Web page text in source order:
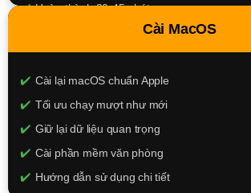
Hoàn thành 30-45 phút
350.000đ
XEM CHI TIẾT
Cài MacOS
Cài lại macOS chuẩn Apple
Tối ưu chạy mượt như mới
Giữ lại dữ liệu quan trọng
Cài phần mềm văn phòng
Hướng dẫn sử dụng chi tiết